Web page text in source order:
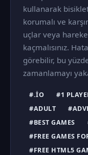
kullanarak
korumalı ve
uçlar veya
kaçmalısınız.
görebilir, bu
zamanlamayı
#.IO #1
#ADULT
#BEST GAMES
#FREE GAMES
#FREE HTML5